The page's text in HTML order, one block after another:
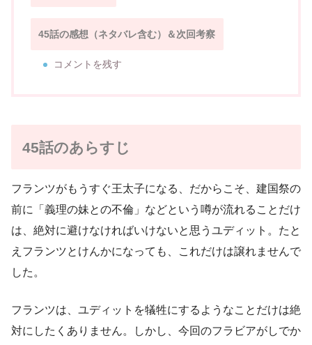
45話の感想（ネタバレ含む）＆次回考察
コメントを残す
45話のあらすじ
フランツがもうすぐ王太子になる、だからこそ、建国祭の
前に「義理の妹との不倫」などという噂が流れることだけ
は、絶対に避けなければいけないと思うユディット。たと
えフランツとけんかになっても、これだけは譲れませんで
した。
フランツは、ユディットを犠牲にするようなことだけは絶
対にしたくありません。しかし、今回のフラビアがしでか